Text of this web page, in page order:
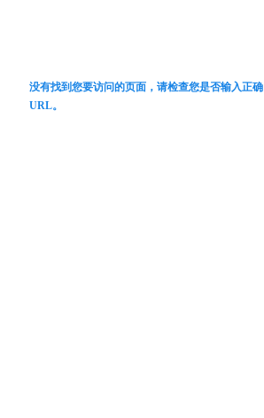
没有找到您要访问的页面，请检查您是否输入正确
URL。